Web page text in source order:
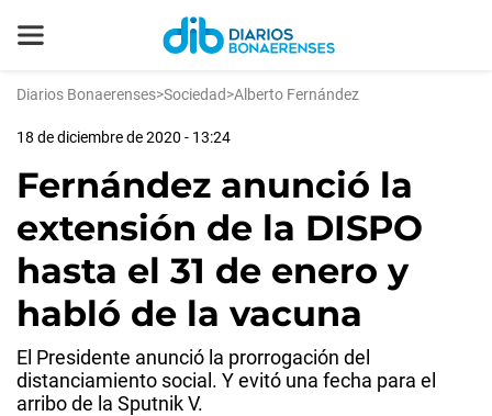
Diarios Bonaerenses>Sociedad>Alberto Fernández
18 de diciembre de 2020 - 13:24
Fernández anunció la
extensión de la DISPO
hasta el 31 de enero y
habló de la vacuna
El Presidente anunció la prorrogación del
distanciamiento social. Y evitó una fecha para el
arribo de la Sputnik V.